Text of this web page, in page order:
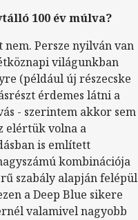
100 év múlva?
Persze nyilván van
világunkban
(például új részecske
érdemes látni a
- szerintem akkor sem
elértük volna a
is említett
kombinációja
szabály alapján felépül
a Deep Blue sikere
valamivel nagyobb